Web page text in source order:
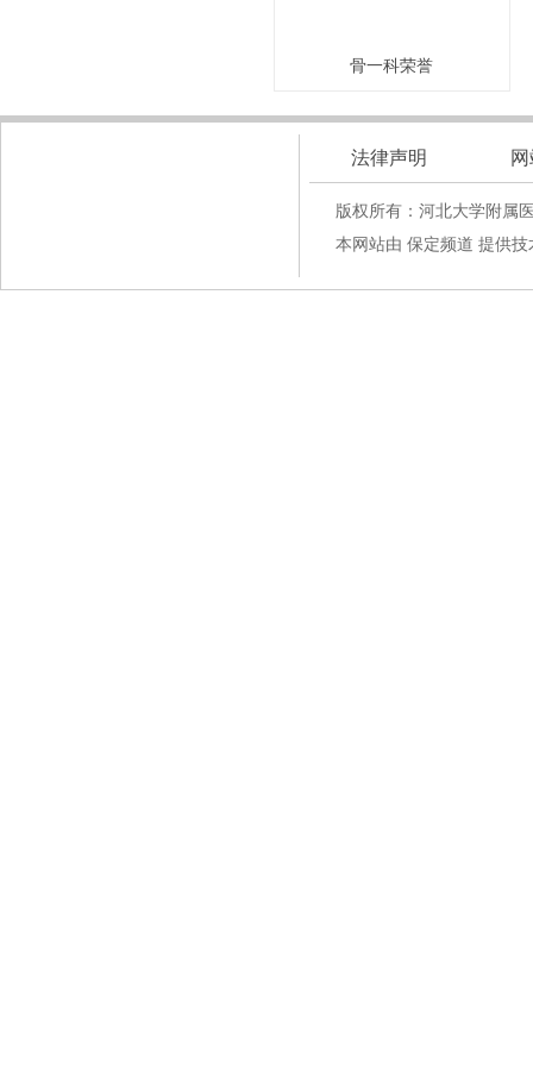
骨一科荣誉
法律声明
版权所有：河北大学附
本网站由 保定频道 提供